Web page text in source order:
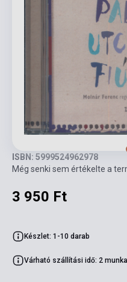
ISBN: 5999524962978
Még senki sem értékelte a
3 950 Ft
Készlet: 1-10 darab
Várható szállítási idő: 2